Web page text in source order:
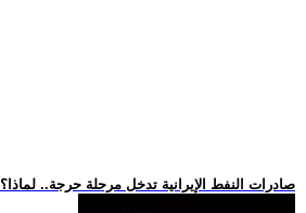
.. صادرات النفط الإيرانية تدخل مرحلة حرجة.. لماذا؟